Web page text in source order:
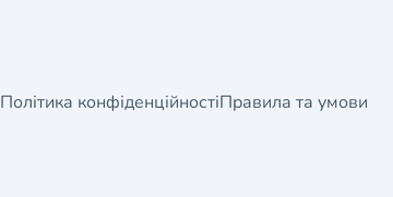
Політика конфіденційностіПравила та умови